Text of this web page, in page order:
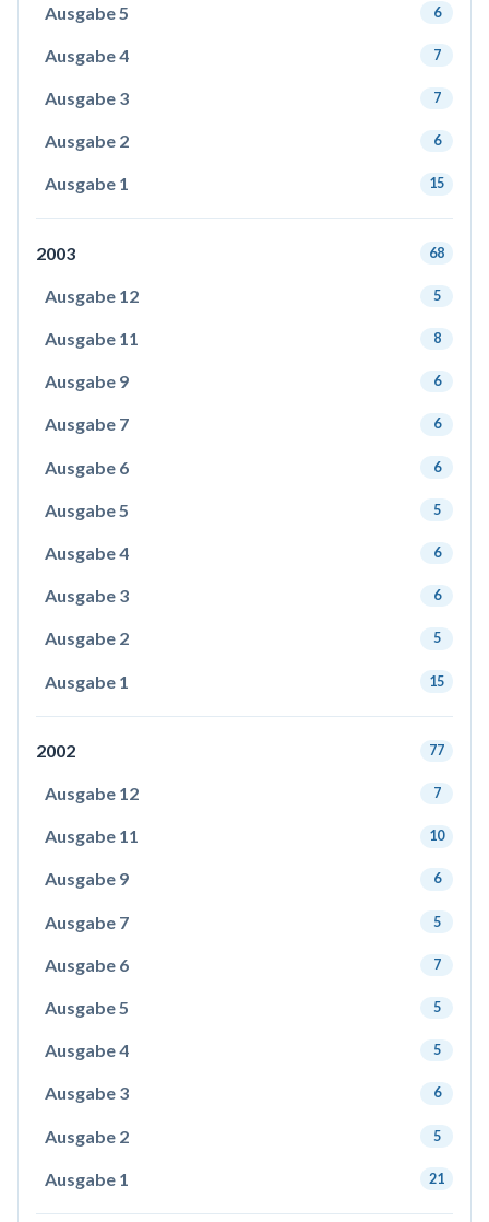
Ausgabe 5 6
Ausgabe 4 7
Ausgabe 3 7
Ausgabe 2 6
Ausgabe 1 15
2003 68
Ausgabe 12 5
Ausgabe 11 8
Ausgabe 9 6
Ausgabe 7 6
Ausgabe 6 6
Ausgabe 5 5
Ausgabe 4 6
Ausgabe 3 6
Ausgabe 2 5
Ausgabe 1 15
2002 77
Ausgabe 12 7
Ausgabe 11 10
Ausgabe 9 6
Ausgabe 7 5
Ausgabe 6 7
Ausgabe 5 5
Ausgabe 4 5
Ausgabe 3 6
Ausgabe 2 5
Ausgabe 1 21